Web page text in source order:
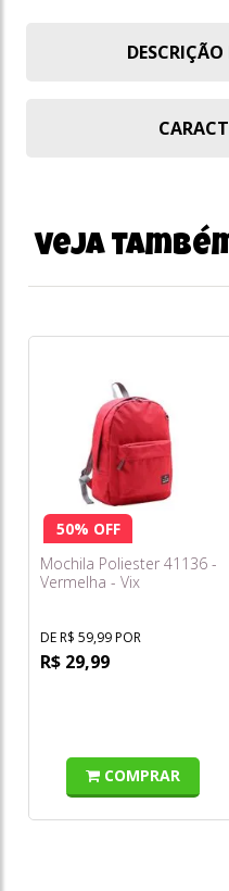
Veja
50% OFF
Mochila Poliester 41136 -
Vermelha - Vix
DE R$ 59,99 POR
R$ 29,99
COMPRAR